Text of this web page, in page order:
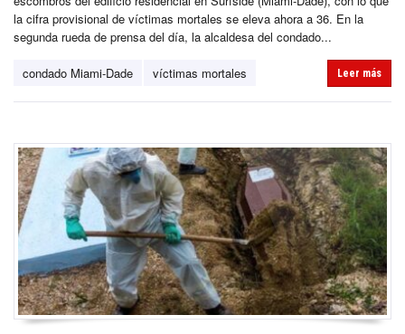
la cifra provisional de víctimas mortales se eleva ahora a 36. En la
segunda rueda de prensa del día, la alcaldesa del condado...
condado Miami-Dade víctimas mortales Leer más